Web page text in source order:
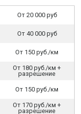
От 20 000 руб
От 40 000 руб
От 150 руб./км
От 180 руб./км +
разрешение
От 150 руб./км
От 170 руб./км +
разрешение